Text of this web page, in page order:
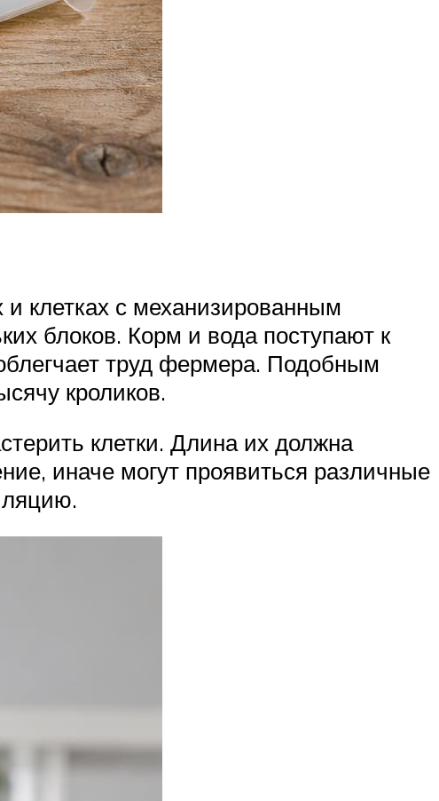
клетках с механизированным
блоков. Корм и вода поступают к
труд фермера. Подобным
кроликов.
клетки. Длина их должна
иначе могут проявиться различные